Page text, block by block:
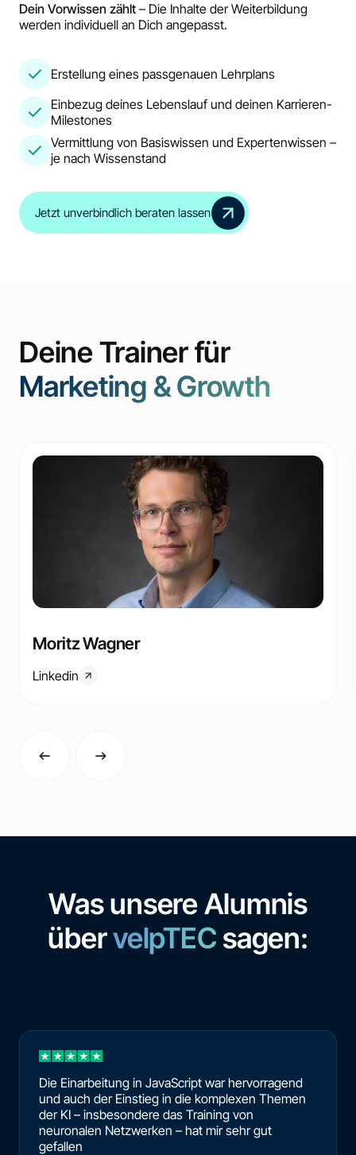
Dein Vorwissen zählt – Die Inhalte der Weiterbildung
werden individuell an Dich angepasst.
Erstellung eines passgenauen Lehrplans
Einbezug deines Lebenslauf und deinen Karrieren-
Milestones
Vermittlung von Basiswissen und Expertenwissen –
je nach Wissenstand
Jetzt unverbindlich beraten lassen
Deine Trainer für
Marketing & Growth
Moritz Wagner
Linkedin
Was unsere Alumnis
übervelpTEC sagen:
Die Einarbeitung in JavaScript war hervorragend
und auch der Einstieg in die komplexen Themen
der KI – insbesondere das Training von
neuronalen Netzwerken – hat mir sehr gut
gefallen